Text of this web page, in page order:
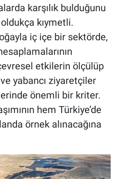
karşılık bulduğunu
kıymetli.
iç içe bir sektörde,
etkilerin ölçülüp
yabancı ziyaretçiler
önemli bir kriter.
hem Türkiye’de
örnek alınacağına